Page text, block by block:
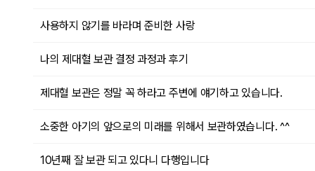
사용하지 않기를 바라며 준비한 사랑
나의 제대혈 보관 결정 과정과 후기
제대혈 보관은 정말 꼭 하라고 주변에 얘기하고 있습니다.
소중한 아기의 앞으로의 미래를 위해서 보관하였습니다. ^^
10년째 잘 보관 되고 있다니 다행입니다